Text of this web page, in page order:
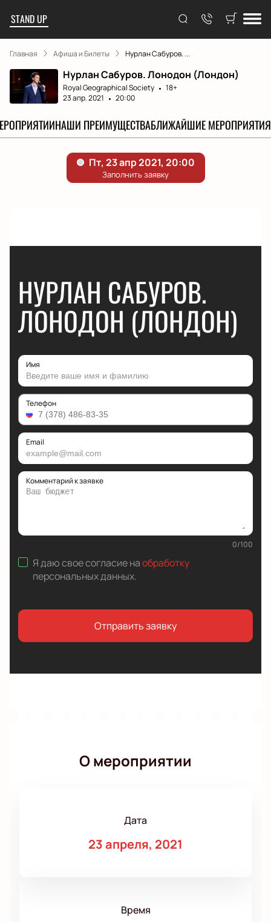
STAND UP
Главная Афиша и Билеты Нурлан Сабуров. ...
Нурлан Сабуров. Лонодон (Лондон)
Royal Geographical Society
18+
23 апр. 2021
20:00
НАШИ ПРЕИМУЩЕСТВАБЛИЖАЙШИЕ МЕРОПРИЯТИЯ
НУРЛАН САБУРОВ.
ЛОНОДОН (ЛОНДОН)
Имя
Телефон
Email
Комментарий к заявке
0/100
Я даю свое согласие наобработку
персональных данных.
Отправить заявку
О мероприятии
Дата
23 апреля, 2021
Время